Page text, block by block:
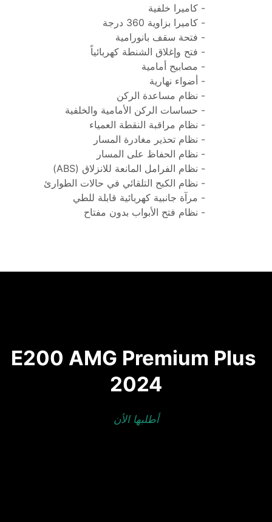
- كاميرا خلفية
- كاميرا بزاوية 360 درجة
- فتحة سقف بانورامية
- فتح وإغلاق الشنطة كهربائياً
- مصابيح أمامية
- أضواء نهارية
- نظام مساعدة الركن
- حساسات الركن الأمامية والخلفية
- نظام مراقبة النقطة العمياء
- نظام تحذير مغادرة المسار
- نظام الحفاظ على المسار
- نظام الفرامل المانعة للانزلاق (ABS)
- نظام الكبح التلقائي في حالات الطوارئ
- مرآة جانبية كهربائية قابلة للطي
- نظام فتح الأبواب بدون مفتاح
E200 AMG Premium Plus
2024
أطلبها الأن